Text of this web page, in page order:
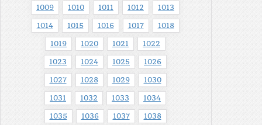
1009 1010 1011 1012 1013
1014 1015 1016 1017 1018
1019 1020 1021 1022
1023 1024 1025 1026
1027 1028 1029 1030
1031 1032 1033 1034
1035 1036 1037 1038